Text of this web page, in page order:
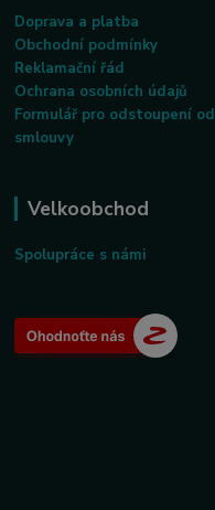
Doprava a platba
Obchodní podmínky
Reklamační řád
Ochrana osobních údajů
Formulář pro odstoupení od
smlouvy
Velkoobchod
Spolupráce s námi